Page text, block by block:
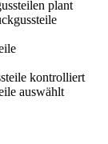
plant
kontrolliert
auswählt